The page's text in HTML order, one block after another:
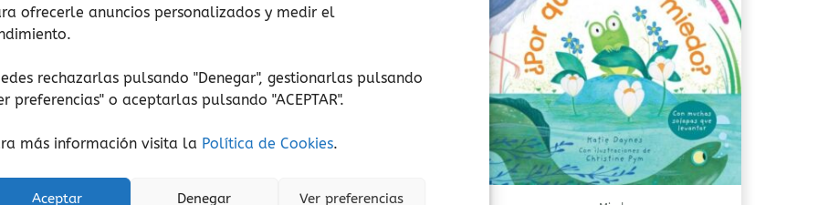
ofrecerle anuncios personalizados y medir el
rechazarlas pulsando "Denegar", gestionarlas pulsando
preferencias" o aceptarlas pulsando "ACEPTAR".
más información visita la Política de Cookies.
Aceptar Denegar Ver preferencias